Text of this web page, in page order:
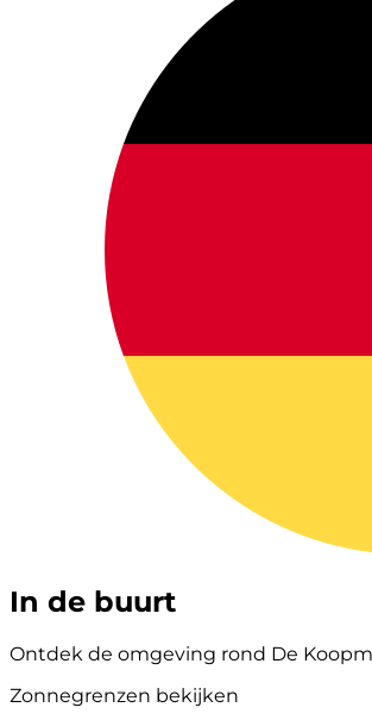
In de buurt
Ontdek de omgeving rond De
Zonnegrenzen bekijken